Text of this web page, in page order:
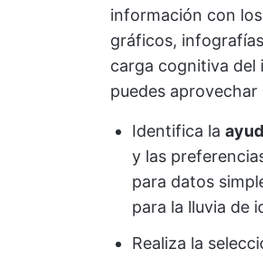
información con
gráficos,
carga cognitiva del
puedes
Identifica la
y las
para datos
para la lluvia de
Realiza la